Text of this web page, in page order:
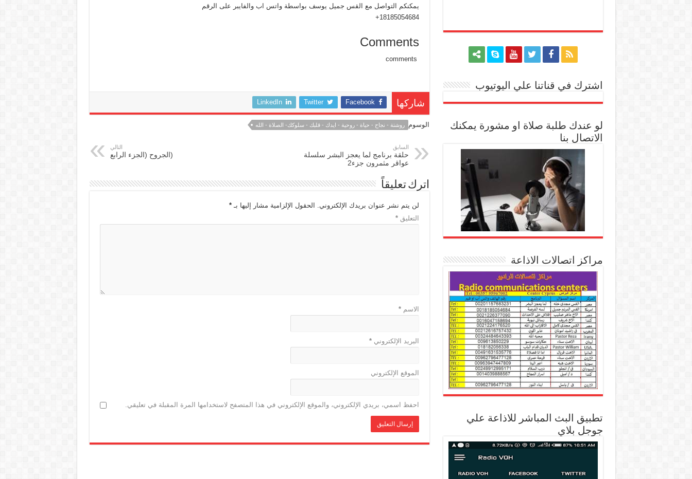
يمكنكم التواصل مع القس جميل يوسف بواسطة واتس اب والفايبر على الرقم
18185054684+
Comments
شاركها Facebook
Twitter
LinkedIn
الوسوم روشتة - نجاح - حياة - روحية - ايدك - قلبك - سلوكك- الصلاة - الله
السابق
حلقة برنامج لما يعجز البشر سلسلة
عواقر مثمرون جزء2
التالي
(الجروح (الجزء الرابع
اترك تعليقاً
لن يتم نشر عنوان بريدك الإلكتروني. الحقول الإلزامية مشار إليها بـ*
التعليق*
الاسم*
البريد الإلكتروني*
الموقع الإلكتروني
احفظ اسمي، بريدي الإلكتروني، والموقع الإلكتروني في هذا المتصفح لاستخدامها المرة المقبلة في تعليقي.
اشترك في قناتنا علي اليوتيوب
لو عندك طلبة صلاة او مشورة يمكنك
الاتصال بنا
مراكز اتصالات الاذاعة
تطبيق البث المباشر للاذاعة علي
جوجل بلاي